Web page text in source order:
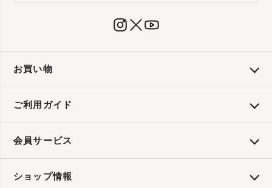
お買い物
ご利用ガイド
会員サービス
ショップ情報